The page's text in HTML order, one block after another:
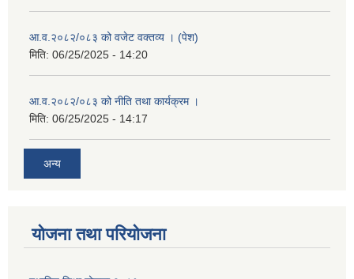
आ.व.२०८२/०८३ को वजेट वक्तव्य । (पेश)
मिति: 06/25/2025 - 14:20
आ.व.२०८२/०८३ को नीति तथा कार्यक्रम ।
मिति: 06/25/2025 - 14:17
अन्य
योजना तथा परियोजना